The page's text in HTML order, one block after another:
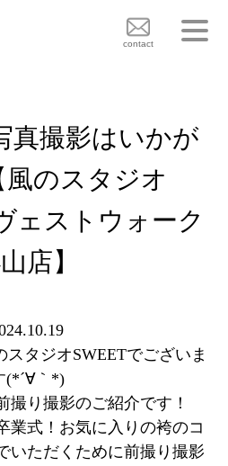
BLOG
SHOPS
CONTACT
contact
袴 BRAND
COLLECTION
PLAN
真撮影はいかが
のスタジオ
ェストウォーク
店】
タジオSWEETでございま
(*´∀｀*)
撮り撮影のご紹介です！
業式！お気に入りの袴のコ
いただくために前撮り撮影